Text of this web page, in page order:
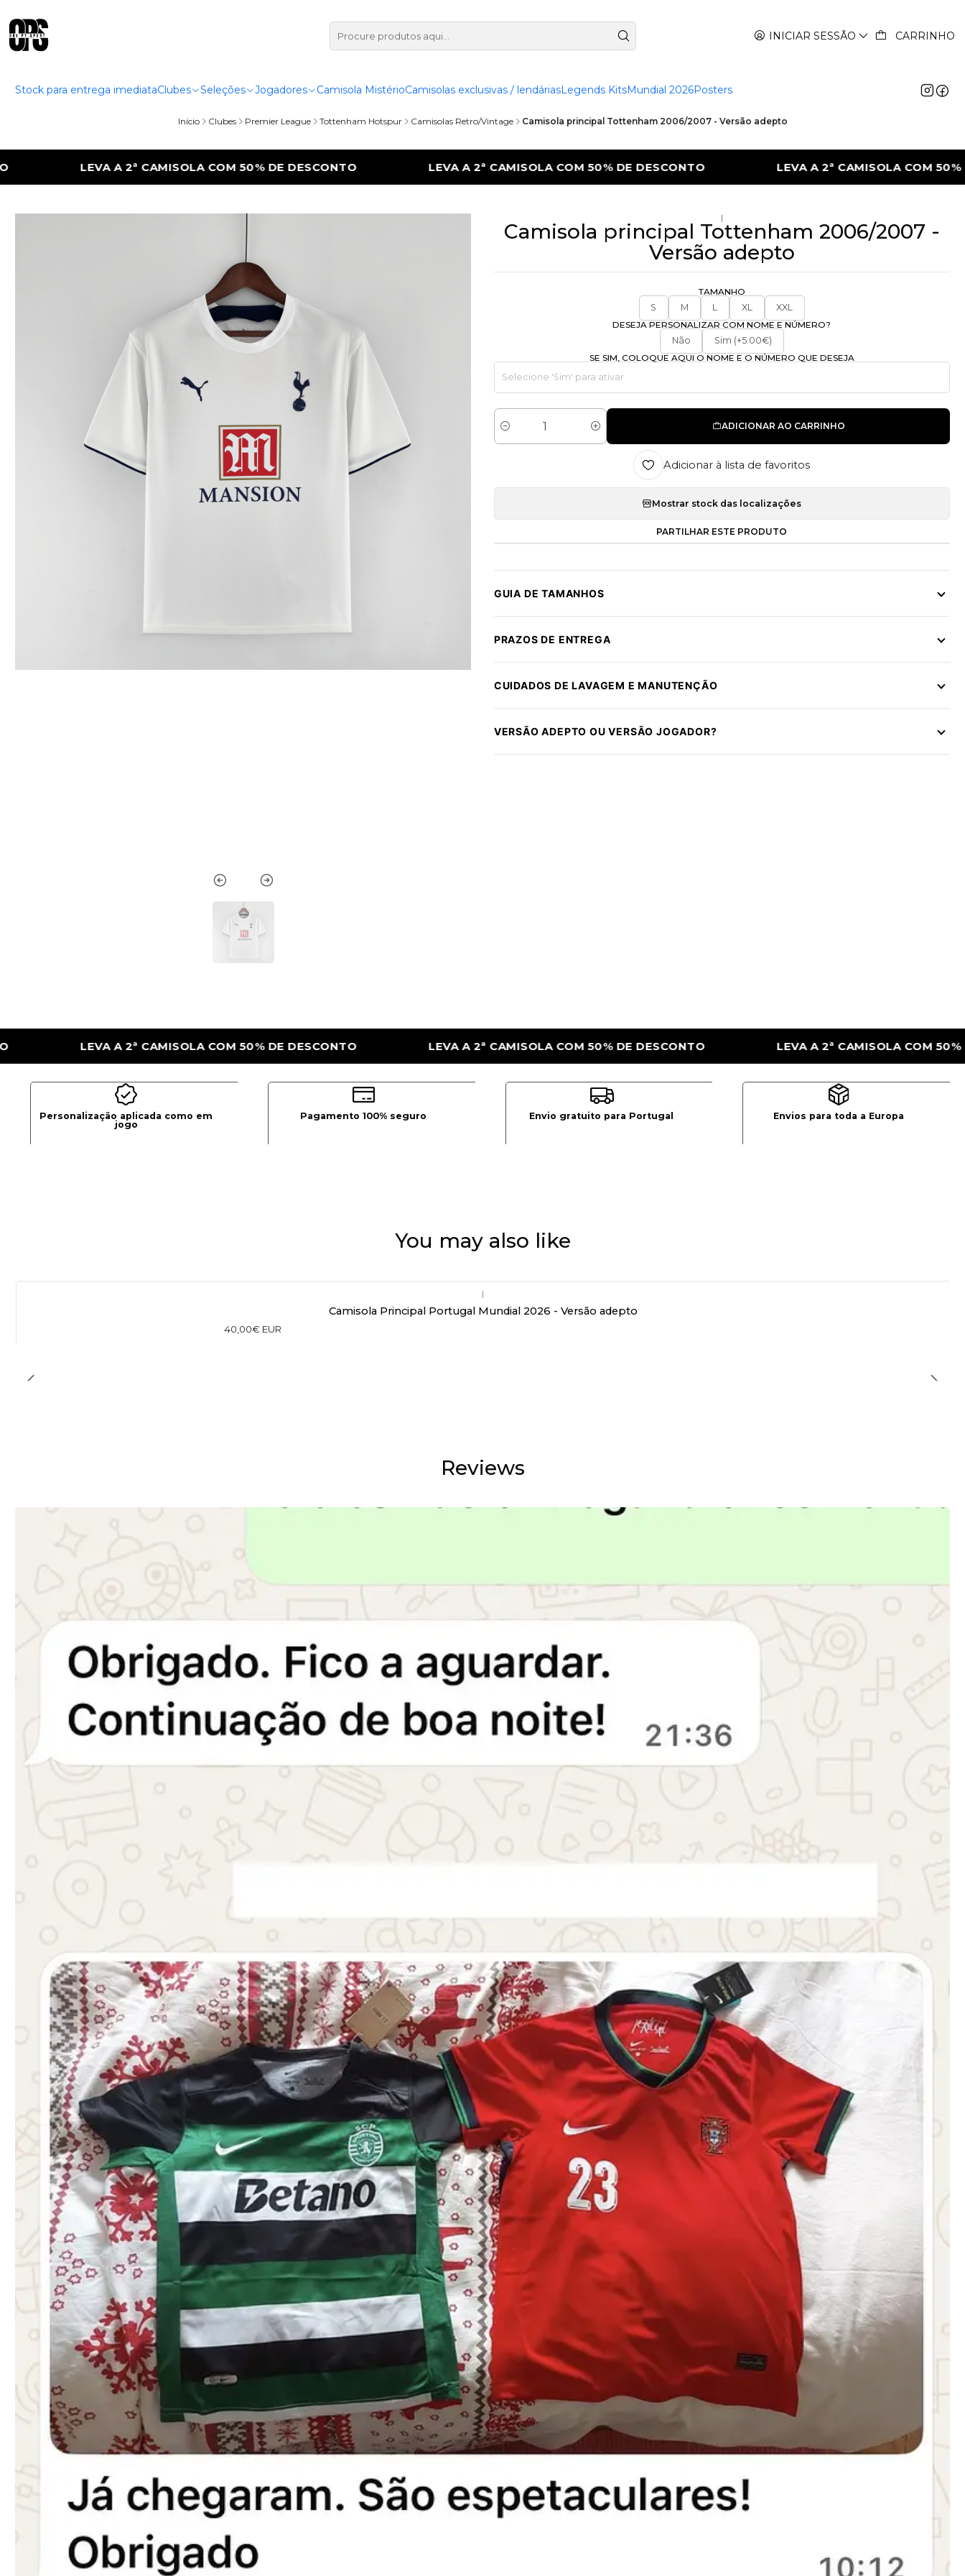
INICIAR SESSÃO CARRINHO
Stock para entrega imediataClubes Seleções Jogadores Camisola MistérioCamisolas exclusivas / lendáriasLegends KitsMundial 2026Posters
Início Clubes Premier League Tottenham Hotspur Camisolas Retro/Vintage Camisola principal Tottenham 2006/2007 - Versão adepto
50% DE DESCONTO LEVA A 2ª CAMISOLA COM 50% DE DESCONTO LEVA A 2ª CAMISOLA COM 50% DE DESCONTO LEVA A
|
Camisola principal Tottenham 2006/2007 -
Versão adepto
TAMANHO
S
M L XL
XXL
DESEJA PERSONALIZAR COM NOME E NÚMERO?
Não
Sim (+5.00€)
SE SIM, COLOQUE AQUI O NOME E O NÚMERO QUE DESEJA
Quantidade
ADICIONAR AO CARRINHO
Adicionar à lista de favoritos
Mostrar stock das localizações
PARTILHAR ESTE PRODUTO
GUIA DE TAMANHOS
PRAZOS DE ENTREGA
CUIDADOS DE LAVAGEM E MANUTENÇÃO
VERSÃO ADEPTO OU VERSÃO JOGADOR?
50% DE DESCONTO LEVA A 2ª CAMISOLA COM 50% DE DESCONTO LEVA A 2ª CAMISOLA COM 50% DE DESCONTO LEVA A
Personalização aplicada como em
jogo
Pagamento 100% seguro Envio gratuito para Portugal Envios para toda a Europa
You may also like
|
Camisola Principal Portugal Mundial 2026 - Versão adepto
40,00€ EUR
Reviews